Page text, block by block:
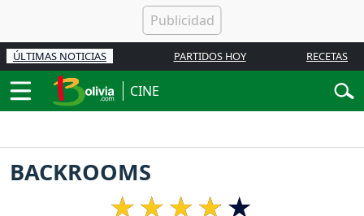
ÚLTIMAS NOTICIAS PARTIDOS HOY RECETAS
CINE
BACKROOMS